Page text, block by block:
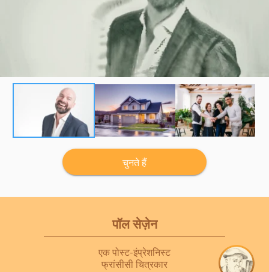
चुनते हैं
पॉल सेज़ेन
एक पोस्ट-इंप्रेशनिस्ट
फ्रांसीसी चित्रकार